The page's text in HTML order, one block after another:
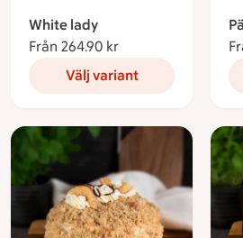
White lady
Från 264.90 kr Från 264.90 kronor
Välj variant